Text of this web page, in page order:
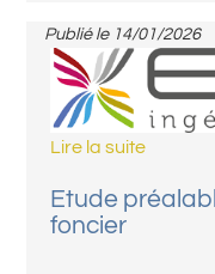
Publié le 14/01/2026
Lire la suite
Etude
foncier